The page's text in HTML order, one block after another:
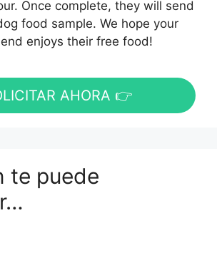
Once complete, they will send
food sample. We hope your
enjoys their free food!
AHORA 👉
te puede